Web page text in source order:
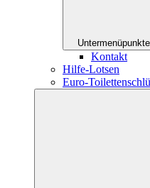
Kontakt
Hilfe-Lotsen
Euro-